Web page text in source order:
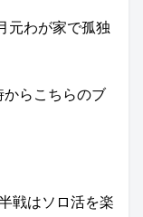
元わが家で孤独
からこちらのブ
戦はソロ活を楽